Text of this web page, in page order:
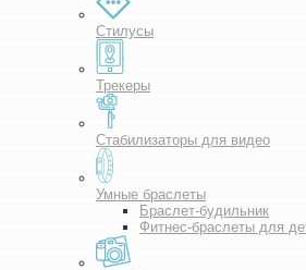
Стилусы
Трекеры
Стабилизаторы для видео
Умные браслеты
Браслет-будильник
Фитнес-браслеты для